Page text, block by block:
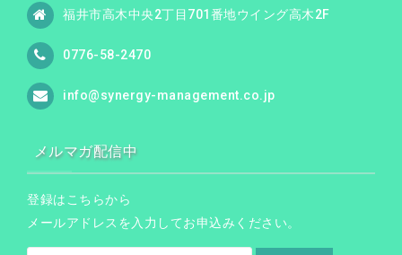
福井市高木中央2丁目701番地ウイング高木2F
0776-58-2470
info@synergy-management.co.jp
メルマガ配信中
登録はこちらから
メールアドレスを入力してお申込みください。